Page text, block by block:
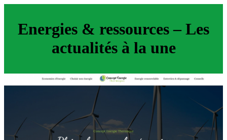
Energies & ressources – Les
actualités à la une